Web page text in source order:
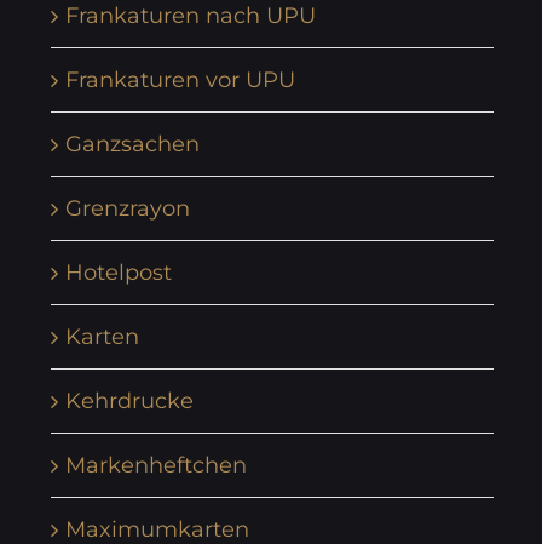
Frankaturen nach UPU
Frankaturen vor UPU
Ganzsachen
Grenzrayon
Hotelpost
Karten
Kehrdrucke
Markenheftchen
Maximumkarten